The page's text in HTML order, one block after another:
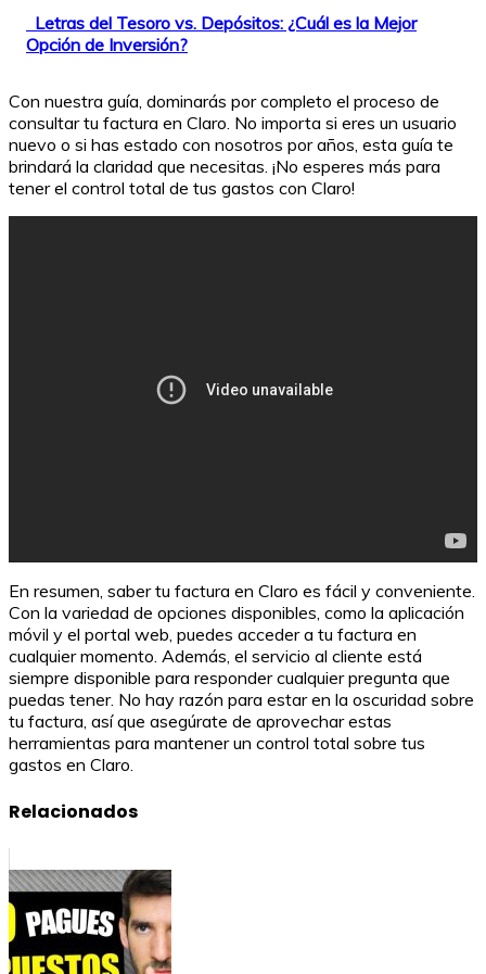
Letras del Tesoro vs. Depósitos: ¿Cuál es la Mejor
Opción de Inversión?
Con nuestra guía, dominarás por completo el proceso de
consultar tu factura en Claro. No importa si eres un usuario
nuevo o si has estado con nosotros por años, esta guía te
brindará la claridad que necesitas. ¡No esperes más para
tener el control total de tus gastos con Claro!
En resumen, saber tu factura en Claro es fácil y conveniente.
Con la variedad de opciones disponibles, como la aplicación
móvil y el portal web, puedes acceder a tu factura en
cualquier momento. Además, el servicio al cliente está
siempre disponible para responder cualquier pregunta que
puedas tener. No hay razón para estar en la oscuridad sobre
tu factura, así que asegúrate de aprovechar estas
herramientas para mantener un control total sobre tus
gastos en Claro.
Relacionados